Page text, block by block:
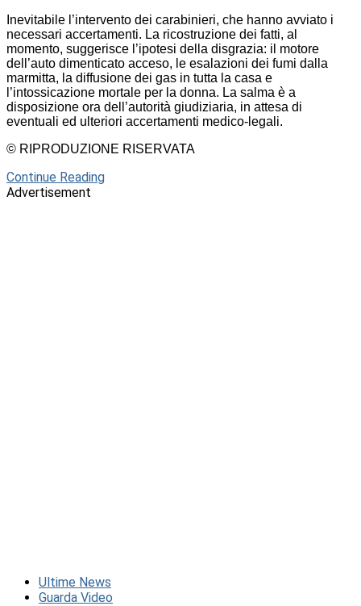
Inevitabile l’intervento dei carabinieri, che hanno avviato i
necessari accertamenti. La ricostruzione dei fatti, al
momento, suggerisce l’ipotesi della disgrazia: il motore
dell’auto dimenticato acceso, le esalazioni dei fumi dalla
marmitta, la diffusione dei gas in tutta la casa e
l’intossicazione mortale per la donna. La salma è a
disposizione ora dell’autorità giudiziaria, in attesa di
eventuali ed ulteriori accertamenti medico-legali.
© RIPRODUZIONE RISERVATA
Continue Reading
Advertisement
Ultime News
Guarda Video